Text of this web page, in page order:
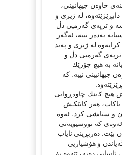
خاوەن جیهانبینی،
لە ژیری و
و ترپەی گەرمیی دڵ
بەدەر نییە، ئەگەر
لە ژیری و پەند
گەرمیی دڵ و
بە هیچ جۆرێك
جیهانبینی نییە، كە
هیچ كاتێك چاوەڕوانی
هەر كاتێكیش
و ستایشی كرد، ئەوە
ئەوەی كە نووسیویەتی
بێت. دەربڕینی نایاب
و هۆشیاریی
ئاسایی دەپەڕێتەوە بۆ